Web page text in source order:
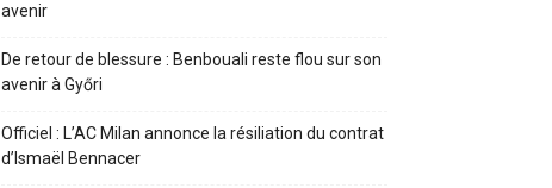
avenir
De retour de blessure : Benbouali reste flou sur son
avenir à Győri
Officiel : L’AC Milan annonce la résiliation du contrat
d’Ismaël Bennacer